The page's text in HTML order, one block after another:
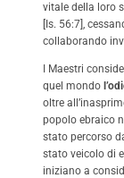
vitale della loro
[Is. 56:7],
collaborando
I Maestri
quel mondo
oltre
popolo ebraico
stato percorso
stato veicolo di
iniziano a